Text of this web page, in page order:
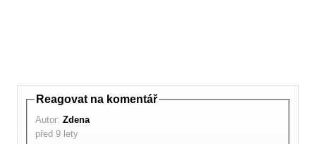
Reagovat na komentář
Autor: Zdena
před 9 lety